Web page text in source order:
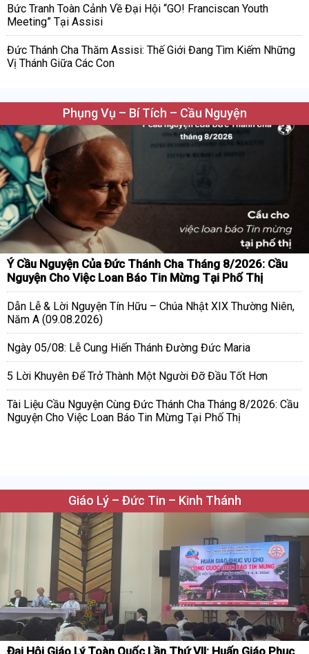
Bức Tranh Toàn Cảnh Về Đại Hội “GO! Franciscan Youth
Meeting” Tại Assisi
Đức Thánh Cha Thăm Assisi: Thế Giới Đang Tìm Kiếm Những
Vị Thánh Giữa Các Con
Phụng Vụ – Bí Tích – Cầu Nguyện
Ý Cầu Nguyện Của Đức Thánh Cha Tháng 8/2026: Cầu
Nguyện Cho Việc Loan Báo Tin Mừng Tại Phố Thị
Dẫn Lễ & Lời Nguyện Tín Hữu – Chúa Nhật XIX Thường Niên,
Năm A (09.08.2026)
Ngày 05/08: Lễ Cung Hiến Thánh Đường Đức Maria
5 Lời Khuyên Để Trở Thành Một Người Đỡ Đầu Tốt Hơn
Tài Liệu Cầu Nguyện Cùng Đức Thánh Cha Tháng 8/2026: Cầu
Nguyện Cho Việc Loan Báo Tin Mừng Tại Phố Thị
Giáo Lý – Đức Tin – Kinh Thánh
Đại Hội Giáo Lý Toàn Quốc Lần Thứ VII: Huấn Giáo Phục